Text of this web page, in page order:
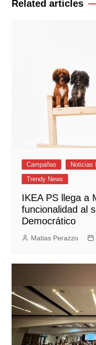
Related articles
Campañas Noticias
Trendy News
IKEA PS llega a
funcionalidad al
Democrático
Matias Perazzo